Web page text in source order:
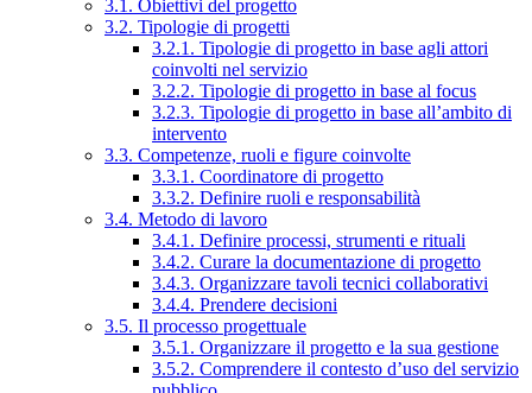
3.1. Obiettivi del progetto
3.2. Tipologie di progetti
3.2.1. Tipologie di progetto in base agli attori
coinvolti nel servizio
3.2.2. Tipologie di progetto in base al focus
3.2.3. Tipologie di progetto in base all’ambito di
intervento
3.3. Competenze, ruoli e figure coinvolte
3.3.1. Coordinatore di progetto
3.3.2. Definire ruoli e responsabilità
3.4. Metodo di lavoro
3.4.1. Definire processi, strumenti e rituali
3.4.2. Curare la documentazione di progetto
3.4.3. Organizzare tavoli tecnici collaborativi
3.4.4. Prendere decisioni
3.5. Il processo progettuale
3.5.1. Organizzare il progetto e la sua gestione
3.5.2. Comprendere il contesto d’uso del servizio